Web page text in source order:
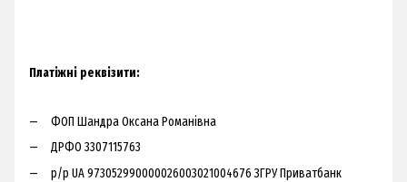
Платіжні реквізити:
ФОП Шандра Оксана Романівна
ДРФО 3307115763
р/р UA 973052990000026003021004676 ЗГРУ Приватбанк